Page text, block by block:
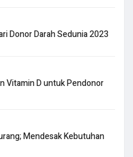
Donor Darah Sedunia 2023
Vitamin D untuk Pendonor
Mendesak Kebutuhan